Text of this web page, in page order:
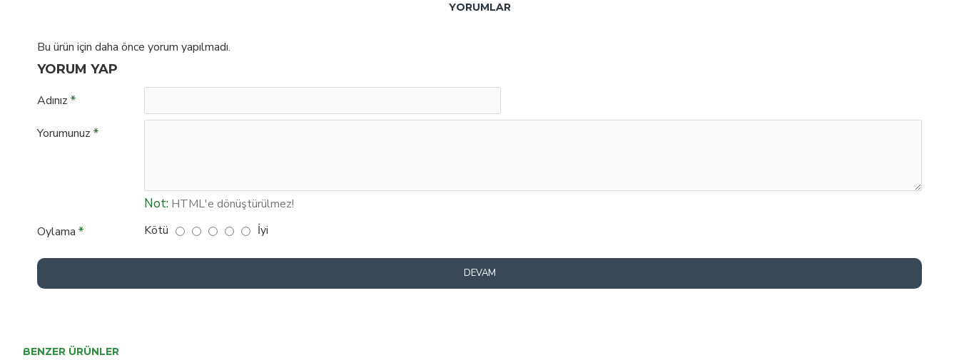
YORUMLAR
Bu ürün için daha önce yorum yapılmadı.
YORUM YAP
Adınız
Yorumunuz
Not: HTML'e dönüştürülmez!
Oylama
Kötü İyi
DEVAM
BENZER ÜRÜNLER